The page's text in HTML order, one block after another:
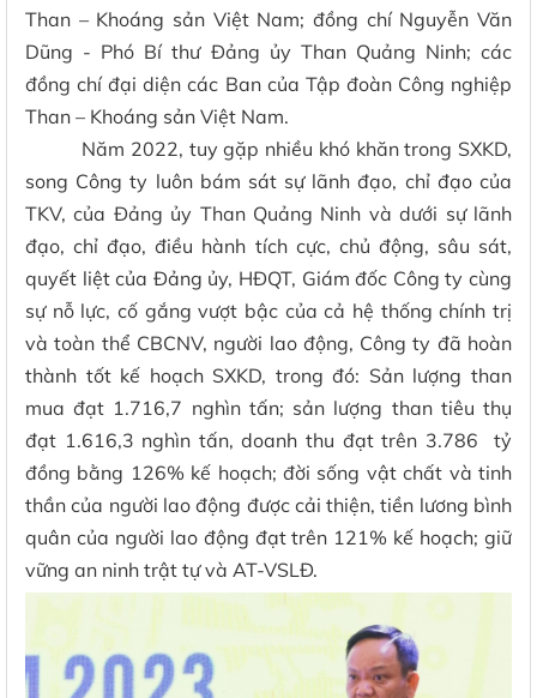
Than – Khoáng sản Việt Nam; đồng chí Nguyễn Văn
Dũng - Phó Bí thư Đảng ủy Than Quảng Ninh; các
đồng chí đại diện các Ban của Tập đoàn Công nghiệp
Than – Khoáng sản Việt Nam.
Năm 2022, tuy gặp nhiều khó khăn trong SXKD,
song Công ty luôn bám sát sự lãnh đạo, chỉ đạo của
TKV, của Đảng ủy Than Quảng Ninh và dưới sự lãnh
đạo, chỉ đạo, điều hành tích cực, chủ động, sâu sát,
quyết liệt của Đảng ủy, HĐQT, Giám đốc Công ty cùng
sự nỗ lực, cố gắng vượt bậc của cả hệ thống chính trị
và toàn thể CBCNV, người lao động, Công ty đã hoàn
thành tốt kế hoạch SXKD, trong đó: Sản lượng than
mua đạt 1.716,7 nghìn tấn; sản lượng than tiêu thụ
đạt 1.616,3 nghìn tấn, doanh thu đạt trên 3.786 tỷ
đồng bằng 126% kế hoạch; đời sống vật chất và tinh
thần của người lao động được cải thiện, tiền lương bình
quân của người lao động đạt trên 121% kế hoạch; giữ
vững an ninh trật tự và AT-VSLĐ.